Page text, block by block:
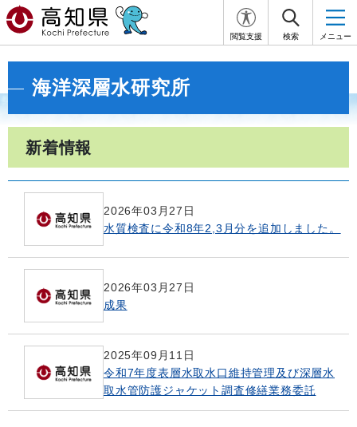
閲覧支援 検索 メニュー
海洋深層水研究所
新着情報
2026年03月27日
水質検査に令和8年2,3月分を追加しました。
2026年03月27日
成果
2025年09月11日
令和7年度表層水取水口維持管理及び深層水
取水管防護ジャケット調査修繕業務委託